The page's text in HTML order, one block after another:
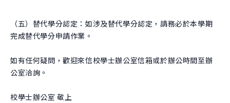
（五）替代學分認定：如涉及替代學分認定，請務必於本學期
完成替代學分申請作業。
如有任何疑問，歡迎來信校學士辦公室信箱或於辦公時間至辦
公室洽詢。
校學士辦公室 敬上